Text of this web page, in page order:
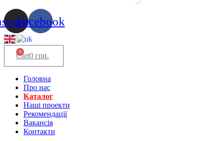
Facebook
0 грн.
0
Cart
Головна
Про нас
Каталог
Нашi проекти
Рекомендації
Вакансiя
Контакти